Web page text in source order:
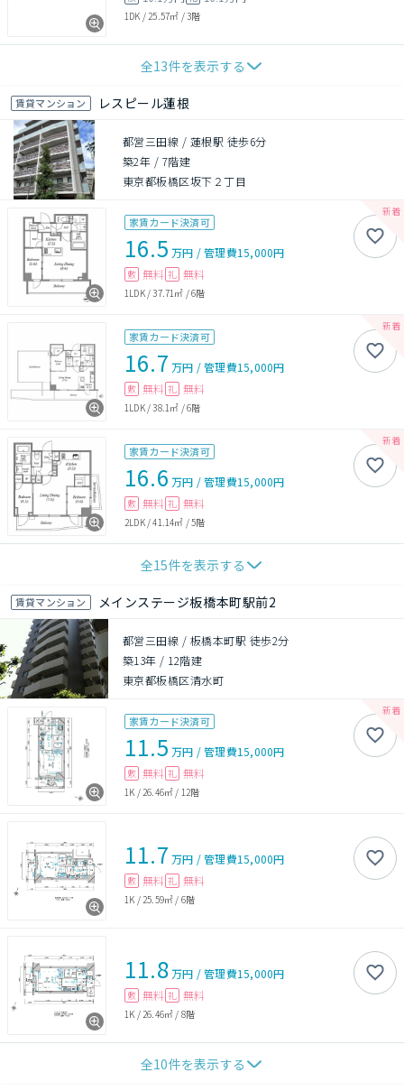
1DK / 25.57㎡ /3階
全13件を表示する
賃貸マンション レスピール蓮根
都営三田線 / 蓮根駅 徒歩6分
築2年 / 7階建
東京都板橋区坂下２丁目
家賃カード決済可
16.5 万円 /管理費15,000円
敷 無料 礼 無料
1LDK/37.71㎡ /6階
家賃カード決済可
16.7 万円 /管理費15,000円
敷 無料 礼 無料
1LDK/38.1㎡ /6階
家賃カード決済可
16.6 万円 /管理費15,000円
敷 無料 礼 無料
2LDK/41.14㎡ /5階
全15件を表示する
賃貸マンション メインステージ板橋本町駅前2
都営三田線 / 板橋本町駅 徒歩2分
築13年 / 12階建
東京都板橋区清水町
家賃カード決済可
11.5 万円 /管理費15,000円
敷 無料 礼 無料
1K /26.46㎡ / 12階
11.7 万円 /管理費15,000円
敷 無料 礼 無料
1K / 25.59㎡ / 6階
11.8万円 /管理費15,000円
敷 無料 礼 無料
1K / 26.46㎡ / 8階
全10件を表示する